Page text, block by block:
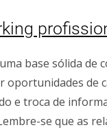
base sólida de
oportunidades de
e troca de
se que as